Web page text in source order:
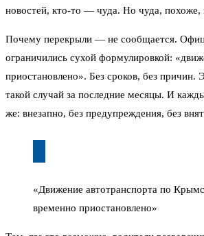
новостей, кто-то — чуда. Но чуда, похоже,
Почему перекрыли — не сообщается.
ограничились сухой формулировкой:
приостановлено». Без сроков, без причин.
такой случай за последние месяцы. И
же: внезапно, без предупреждения, без
«Движение автотранспорта по
временно приостановлено»